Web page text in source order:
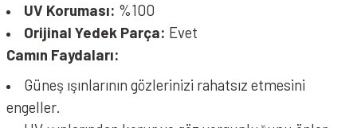
UV Koruması: %100
Orijinal Yedek Parça: Evet
Camın Faydaları:
Güneş ışınlarının gözlerinizi rahatsız etmesini
engeller.